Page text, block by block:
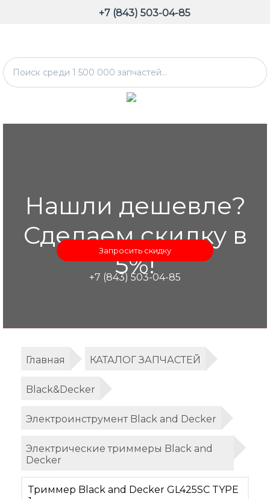
+7 (843) 503-04-85
Нашли дешевле?
Сделаем скидку в
5%!
Запросить скидку
+7 (843) 503-04-85
Главная КАТАЛОГ ЗАПЧАСТЕЙ
Black&Decker
Электроинструмент Black and Decker
Электрические триммеры Black and
Decker
Триммер Black and Decker GL425SC TYPE